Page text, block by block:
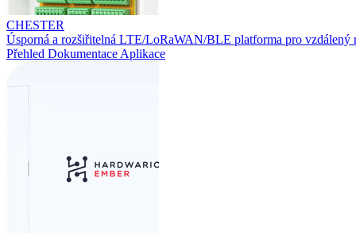
CHESTER
Úsporná a rozšiřitelná LTE/LoRaWAN/BLE platforma pro vzdálený
Přehled Dokumentace Aplikace